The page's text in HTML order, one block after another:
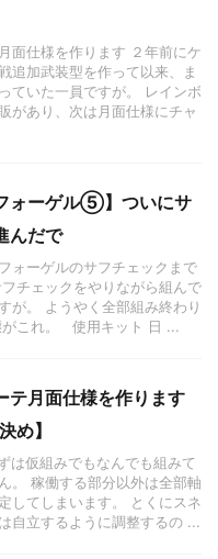
面仕様を作ります ２年前にケ
追加武装型を作って以来、ま
ていた一員ですが。 レインボ
があり、次は月面仕様にチャ
ォーゲル⑤】ついにサ
んだで
ォーゲルのサフチェックまで
チェックをやりながら組んで
が。 ようやく全部組み終わり
がこれ。 使用キット 日 ...
テ月面仕様を作ります
め】
仮組みでもなんでも組みて
。 稼働する部分以外は全部軸
してしまいます。 とくにスネ
自立するように調整するの ...